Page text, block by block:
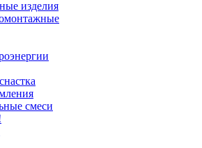
изделия
смеси